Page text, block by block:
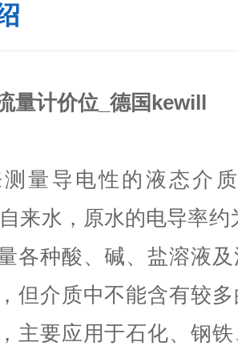
量计价位_德国kewill
导电性的液态介质
自来水，原水的电导率约
各种酸、碱、盐溶液
但介质中不能含有较
主要应用于石化、钢